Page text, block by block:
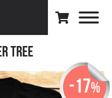
Tree
-17%